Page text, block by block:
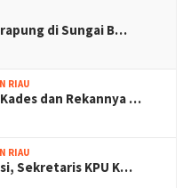
di Sungai B…
RIAU
dan Rekannya …
RIAU
Sekretaris KPU K…